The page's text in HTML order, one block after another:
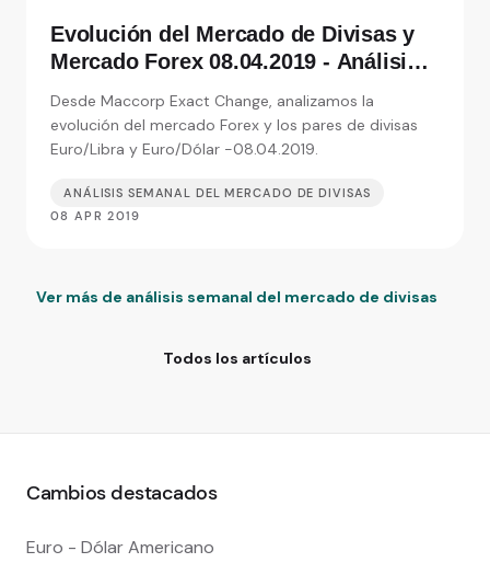
Evolución del Mercado de Divisas y
Mercado Forex 08.04.2019 - Análisis
de moneda
Desde Maccorp Exact Change, analizamos la
evolución del mercado Forex y los pares de divisas
Euro/Libra y Euro/Dólar -08.04.2019.
ANÁLISIS SEMANAL DEL MERCADO DE DIVISAS
08 APR 2019
Ver más de análisis semanal del mercado de divisas
Todos los artículos
Cambios destacados
Euro - Dólar Americano